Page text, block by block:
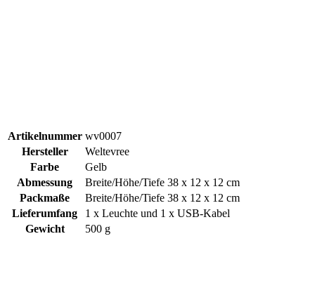
Artikelnummer wv0007
Hersteller
Weltevree
Farbe
Gelb
Abmessung
Breite/Höhe/Tiefe 38 x 12 x 12 cm
Packmaße
Breite/Höhe/Tiefe 38 x 12 x 12 cm
Lieferumfang
1 x Leuchte und 1 x USB-Kabel
Gewicht
500 g